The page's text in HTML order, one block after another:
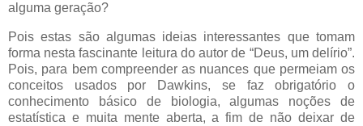
alguma geração?
Pois estas são algumas ideias interessantes que tomam
forma nesta fascinante leitura do autor de “Deus, um delírio”.
Pois, para bem compreender as nuances que permeiam os
conceitos usados por Dawkins, se faz obrigatório o
conhecimento básico de biologia, algumas noções de
estatística e muita mente aberta, a fim de não deixar de